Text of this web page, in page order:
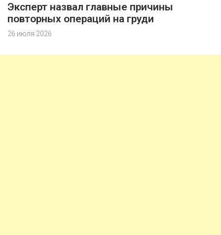
Эксперт назвал главные причины
повторных операций на груди
26 июля 2026